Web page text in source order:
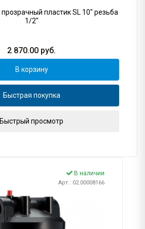
пластик SL 10" резьба
1/2"
2 870.00 руб.
В корзину
Быстрая покупка
Быстрый просмотр
В наличии
Арт.: 02.00008166